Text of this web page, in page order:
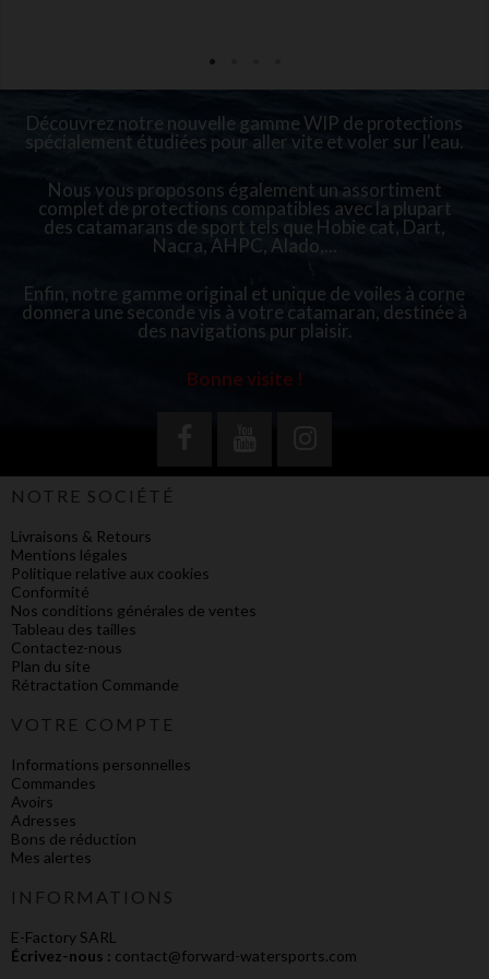
Découvrez notre nouvelle gamme WIP de protections
spécialement étudiées pour aller vite et voler sur l'eau.
Nous vous proposons également un assortiment
complet de protections compatibles avec la plupart
des catamarans de sport tels que Hobie cat, Dart,
Nacra, AHPC, Alado,...
Enfin, notre gamme original et unique de voiles à corne
donnera une seconde vis à votre catamaran, destinée à
des navigations pur plaisir.
Bonne visite !
NOTRE SOCIÉTÉ
Livraisons & Retours
Mentions légales
Politique relative aux cookies
Conformité
Nos conditions générales de ventes
Tableau des tailles
Contactez-nous
Plan du site
Rétractation Commande
VOTRE COMPTE
Informations personnelles
Commandes
Avoirs
Adresses
Bons de réduction
Mes alertes
INFORMATIONS
E-Factory SARL
Écrivez-nous : contact@forward-watersports.com